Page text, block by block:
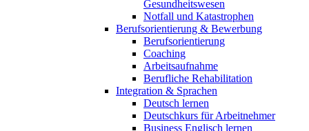
Gesundheitswesen
Notfall und Katastrophen
Berufsorientierung & Bewerbung
Berufsorientierung
Coaching
Arbeitsaufnahme
Berufliche Rehabilitation
Integration & Sprachen
Deutsch lernen
Deutschkurs für Arbeitnehmer
Business Englisch lernen